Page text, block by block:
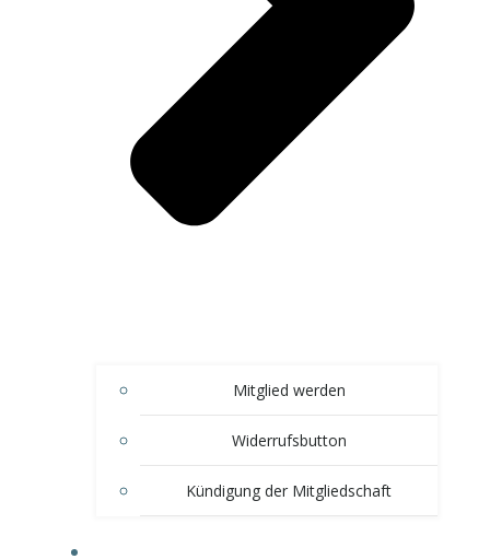
Mitglied werden
Widerrufsbutton
Kündigung der Mitgliedschaft